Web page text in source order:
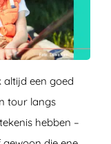
altijd een goed
tour langs
hebben –